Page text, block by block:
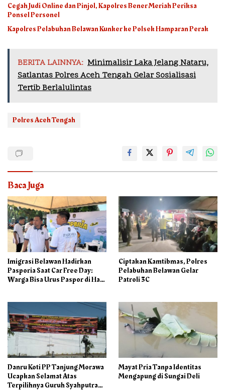
Cegah Judi Online dan Pinjol, Kapolres Bener Meriah Periksa
Ponsel Personel
Kapolres Pelabuhan Belawan Kunker ke Polsek Hamparan Perak
BERITA LAINNYA: Minimalisir Laka Jelang Nataru,
Satlantas Polres Aceh Tengah Gelar Sosialisasi
Tertib Berlalulintas
Polres Aceh Tengah
Baca Juga
Imigrasi Belawan Hadirkan
Pasporia Saat Car Free Day:
Warga Bisa Urus Paspor di Hari
Ciptakan Kamtibmas, Polres
Pelabuhan Belawan Gelar
Patroli 3C
Danru Koti PP Tanjung Morawa
Ucapkan Selamat Atas
Terpilihnya Guruh Syahputra
Mayat Pria Tanpa Identitas
Mengapung di Sungai Deli